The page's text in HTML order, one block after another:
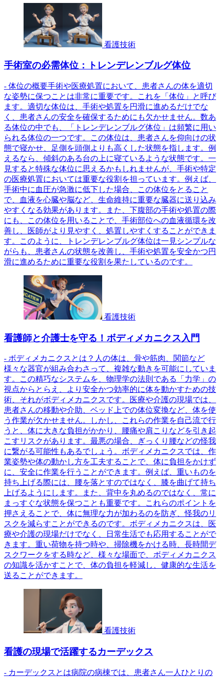
看護技術
手術室の必需体位：トレンデレンブルグ体位
- 体位の概要手術や医療処置において、患者さんの体を適切
な姿勢に保つことは非常に重要です。これを「体位」と呼び
ます。適切な体位は、手術や処置を円滑に進めるだけでな
く、患者さんの安全を確保するためにも欠かせません。数あ
る体位の中でも、「トレンデレンブルグ体位」は頻繁に用い
られる体位の一つです。この体位は、患者さんを仰向けの状
態で寝かせ、足側を頭側よりも高くした状態を指します。例
えるなら、傾斜のある台の上に寝ているような状態です。一
見すると特殊な体位に思えるかもしれませんが、手術や特定
の医療処置においては重要な役割を担っています。例えば、
手術中に血圧が急激に低下した場合、この体位をとること
で、血液を心臓や脳など、生命維持に重要な臓器に送り込み
やすくなる効果があります。また、下腹部の手術や処置の際
にも、この体位を用いることで、手術部位への血液循環を改
善し、医師がより見やすく、処置しやすくすることができま
す。このように、トレンデレンブルグ体位は一見シンプルな
がらも、患者さんの状態を改善し、手術や処置を安全かつ円
滑に進めるために重要な役割を果たしているのです。
看護技術
看護師と介護士を守る！ボディメカニクス入門
- ボディメカニクスとは？人の体は、骨や筋肉、関節など
様々な器官が組み合わさって、複雑な動きを可能にしていま
す。この精巧なシステムを、物理学の法則である「力学」の
視点からとらえ、より安全かつ効率的に体を動かすための技
術、それがボディメカニクスです。医療や介護の現場では、
患者さんの移動や介助、ベッド上での体位変換など、体を使
う作業が欠かせません。しかし、これらの作業を自己流で行
うと、体に大きな負担がかかり、腰痛や肩こりなどを引き起
こすリスクがあります。最悪の場合、ぎっくり腰などの怪我
に繋がる可能性もあるでしょう。ボディメカニクスでは、作
業姿勢や体の動かし方を工夫することで、体に負担をかけず
に、安全に作業を行うことができます。例えば、重いものを
持ち上げる際には、腰を落とすのではなく、膝を曲げて持ち
上げるようにします。また、背中を丸めるのではなく、常に
まっすぐな状態を保つことも重要です。これらのポイントを
押さえることで、体に無理な力が加わるのを防ぎ、怪我のリ
スクを減らすことができるのです。ボディメカニクスは、医
療や介護の現場だけでなく、日常生活でも応用することがで
きます。重い荷物を持つ時や、掃除機をかける時、長時間デ
スクワークをする時など、様々な場面で、ボディメカニクス
の知識を活かすことで、体の負担を軽減し、健康的な生活を
送ることができます。
看護技術
看護の現場で活躍するカーデックス
- カーデックスとは病院の病棟では、患者さん一人ひとりの